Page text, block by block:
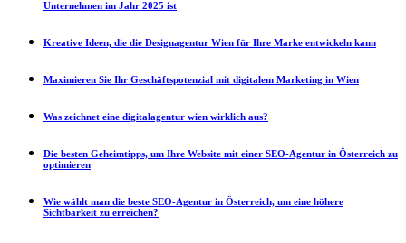
Unternehmen im Jahr 2025 ist
Kreative Ideen, die die Designagentur Wien für Ihre Marke entwickeln kann
Maximieren Sie Ihr Geschäftspotenzial mit digitalem Marketing in Wien
Was zeichnet eine digitalagentur wien wirklich aus?
Die besten Geheimtipps, um Ihre Website mit einer SEO-Agentur in Österreich zu
optimieren
Wie wählt man die beste SEO-Agentur in Österreich, um eine höhere
Sichtbarkeit zu erreichen?